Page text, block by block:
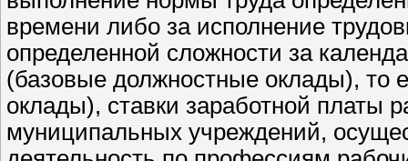
времени либо за исполнение
определенной сложности за
(базовые должностные оклады), то
оклады), ставки заработной платы
муниципальных учреждений,